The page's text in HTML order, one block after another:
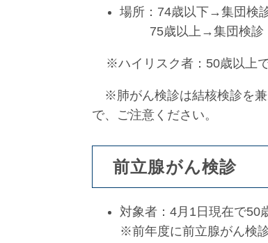
場所：74歳以下→集団検
75歳以上→集団検診（
※ハイリスク者：50歳以上で
※肺がん検診は結核検診を兼
で、ご注意ください。
前立腺がん検診
対象者：4月1日現在で50
※前年度に前立腺がん検